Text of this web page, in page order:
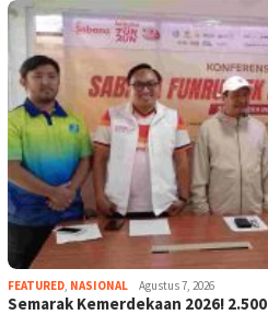
FEATURED, NASIONAL Agustus 7, 2026
Semarak Kemerdekaan 2026!